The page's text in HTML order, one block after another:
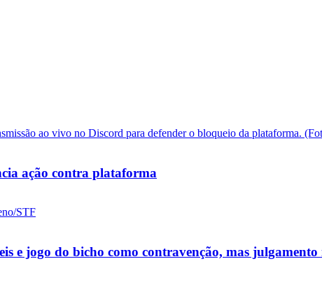
ação contra plataforma
e jogo do bicho como contravenção, mas